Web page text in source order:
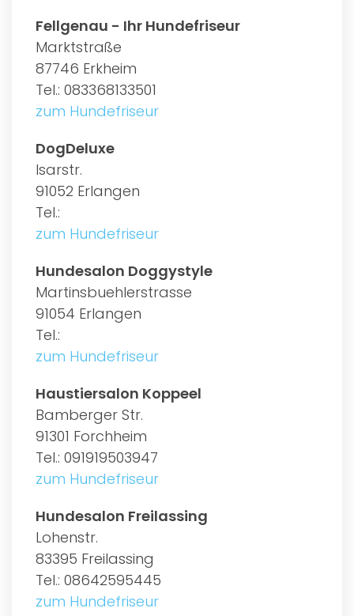
Fellgenau - Ihr Hundefriseur
Marktstraße
87746 Erkheim
Tel.: 083368133501
zum Hundefriseur
DogDeluxe
Isarstr.
91052 Erlangen
Tel.:
zum Hundefriseur
Hundesalon Doggystyle
Martinsbuehlerstrasse
91054 Erlangen
Tel.:
zum Hundefriseur
Haustiersalon Koppeel
Bamberger Str.
91301 Forchheim
Tel.: 091919503947
zum Hundefriseur
Hundesalon Freilassing
Lohenstr.
83395 Freilassing
Tel.: 08642595445
zum Hundefriseur